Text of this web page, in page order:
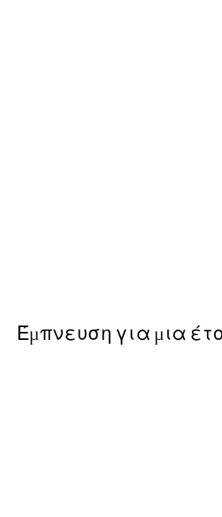
Έμπνευση για μια